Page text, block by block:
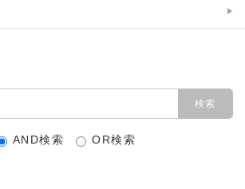
AND検索 OR検索